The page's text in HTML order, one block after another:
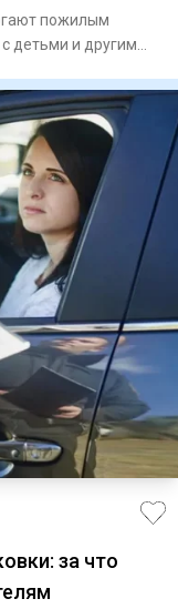
пожилым
детьми и другим
за что